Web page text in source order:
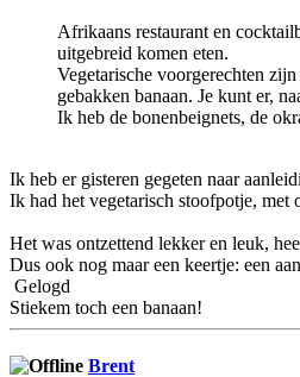
Afrikaans restaurant en
uitgebreid komen eten.
Vegetarische voorgerechten
gebakken banaan. Je kunt er,
Ik heb de bonenbeignets, de
Ik heb er gisteren gegeten naar
Ik had het vegetarisch stoofpotje, met
Het was ontzettend lekker en leuk,
Dus ook nog maar een keertje: een
Gelogd
Stiekem toch een banaan!
Brent